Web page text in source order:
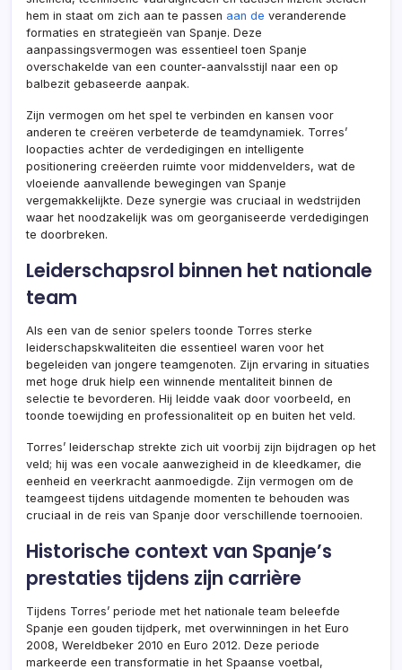
hem in staat om zich aan te passen aan de veranderende
formaties en strategieën van Spanje. Deze
aanpassingsvermogen was essentieel toen Spanje
overschakelde van een counter-aanvalsstijl naar een op
balbezit gebaseerde aanpak.
Zijn vermogen om het spel te verbinden en kansen voor
anderen te creëren verbeterde de teamdynamiek. Torres’
loopacties achter de verdedigingen en intelligente
positionering creëerden ruimte voor middenvelders, wat de
vloeiende aanvallende bewegingen van Spanje
vergemakkelijkte. Deze synergie was cruciaal in wedstrijden
waar het noodzakelijk was om georganiseerde verdedigingen
te doorbreken.
Leiderschapsrol binnen het nationale
team
Als een van de senior spelers toonde Torres sterke
leiderschapskwaliteiten die essentieel waren voor het
begeleiden van jongere teamgenoten. Zijn ervaring in situaties
met hoge druk hielp een winnende mentaliteit binnen de
selectie te bevorderen. Hij leidde vaak door voorbeeld, en
toonde toewijding en professionaliteit op en buiten het veld.
Torres’ leiderschap strekte zich uit voorbij zijn bijdragen op het
veld; hij was een vocale aanwezigheid in de kleedkamer, die
eenheid en veerkracht aanmoedigde. Zijn vermogen om de
teamgeest tijdens uitdagende momenten te behouden was
cruciaal in de reis van Spanje door verschillende toernooien.
Historische context van Spanje’s
prestaties tijdens zijn carrière
Tijdens Torres’ periode met het nationale team beleefde
Spanje een gouden tijdperk, met overwinningen in het Euro
2008, Wereldbeker 2010 en Euro 2012. Deze periode
markeerde een transformatie in het Spaanse voetbal,